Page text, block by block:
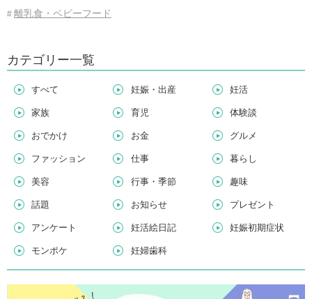
# 離乳食・ベビーフード
カテゴリー一覧
すべて 妊娠・出産 妊活
家族 育児 体験談
おでかけ お金 グルメ
ファッション 仕事 暮らし
美容 行事・季節 趣味
話題 お知らせ プレゼント
アンケート 妊活絵日記 妊娠初期症状
モンポケ 妊婦歯科